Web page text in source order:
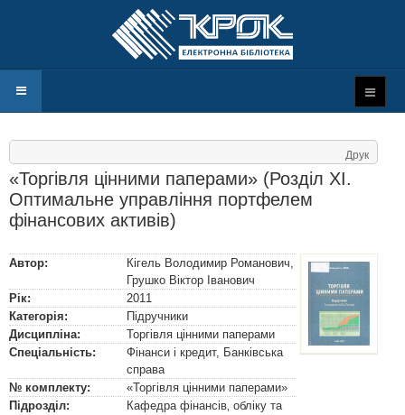
Друк
«Торгівля цінними паперами» (Розділ XІ.
Оптимальне управління портфелем
фінансових активів)
Автор: Кігель Володимир Романович,
Грушко Віктор Іванович
Рік:
2011
Категорія:
Підручники
Дисципліна:
Торгівля цінними паперами
Спеціальність:
Фінанси і кредит, Банківська
справа
№ комплекту:
«Торгівля цінними паперами»
Підрозділ:
Кафедра фінансів‚ обліку та